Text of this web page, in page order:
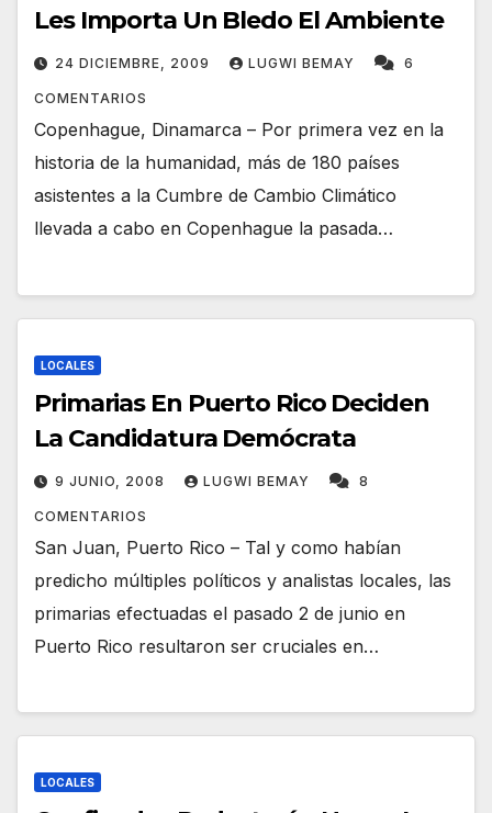
Les Importa Un Bledo El Ambiente
24 DICIEMBRE, 2009 LUGWI BEMAY 6
COMENTARIOS
Copenhague, Dinamarca – Por primera vez en la
historia de la humanidad, más de 180 países
asistentes a la Cumbre de Cambio Climático
llevada a cabo en Copenhague la pasada…
LOCALES
Primarias En Puerto Rico Deciden
La Candidatura Demócrata
9 JUNIO, 2008 LUGWI BEMAY 8
COMENTARIOS
San Juan, Puerto Rico – Tal y como habían
predicho múltiples políticos y analistas locales, las
primarias efectuadas el pasado 2 de junio en
Puerto Rico resultaron ser cruciales en…
LOCALES